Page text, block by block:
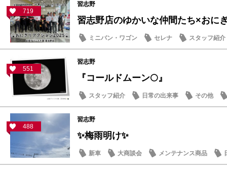
719
習志野
習志野店のゆかいな仲間たち×おに
ミニバン・ワゴン セレナ スタッフ紹介
551
習志野
『コールドムーン🌕』
スタッフ紹介 日常の出来事 その他
488
習志野
✨梅雨明け✨
新車 大商談会 メンテナンス商品